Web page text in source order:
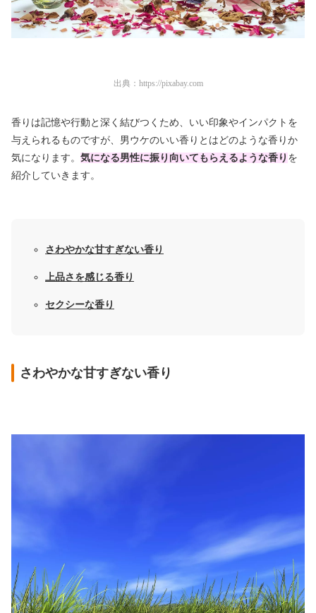
出典： https://pixabay.com
香りは記憶や行動と深く結びつくため、いい印象やインパクトを
与えられるものですが、男ウケのいい香りとはどのような香りか
気になります。 気になる男性に振り向いてもらえるような香り を
紹介していきます。
さわやかな甘すぎない香り
上品さを感じる香り
セクシーな香り
さわやかな甘すぎない香り